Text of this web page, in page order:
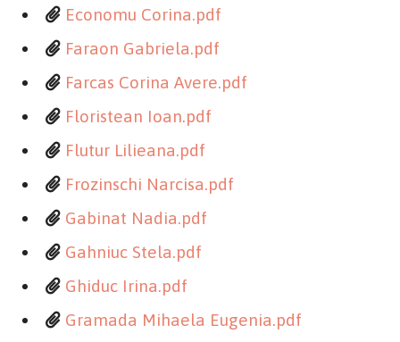
Economu Corina.pdf
Faraon Gabriela.pdf
Farcas Corina Avere.pdf
Floristean Ioan.pdf
Flutur Lilieana.pdf
Frozinschi Narcisa.pdf
Gabinat Nadia.pdf
Gahniuc Stela.pdf
Ghiduc Irina.pdf
Gramada Mihaela Eugenia.pdf